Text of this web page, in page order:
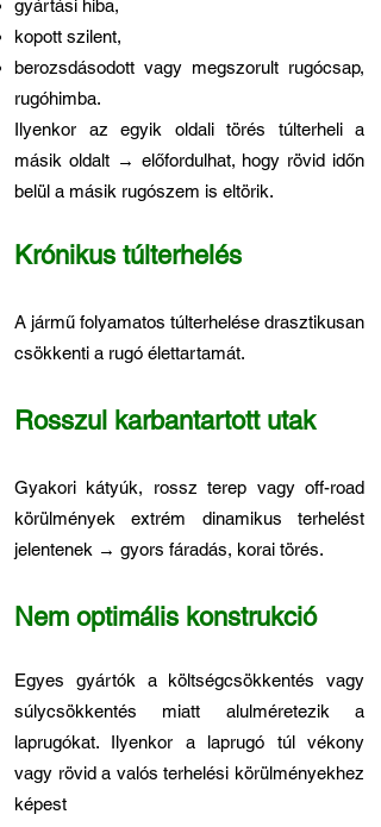
gyártási hiba,
kopott szilent,
berozsdásodott vagy megszorult rugócsap,
rugóhimba.
Ilyenkor az egyik oldali törés túlterheli a
másik oldalt → előfordulhat, hogy rövid időn
belül a másik rugószem is eltörik.
Krónikus túlterhelés
A jármű folyamatos túlterhelése drasztikusan
csökkenti a rugó élettartamát.
Rosszul karbantartott utak
Gyakori kátyúk, rossz terep vagy off-road
körülmények extrém dinamikus terhelést
jelentenek → gyors fáradás, korai törés.
Nem optimális konstrukció
Egyes gyártók a költségcsökkentés vagy
súlycsökkentés miatt alulméretezik a
laprugókat. Ilyenkor a laprugó túl vékony
vagy rövid a valós terhelési körülményekhez
képest